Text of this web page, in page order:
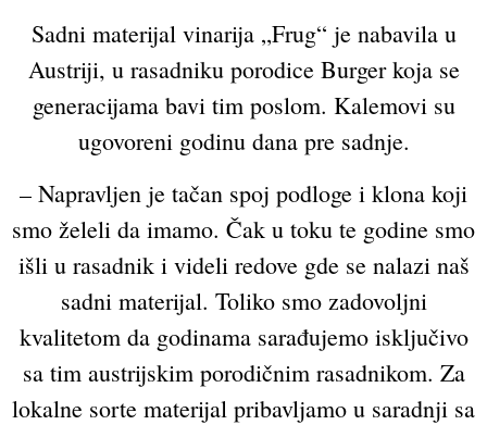
Sadni materijal vinarija „Frug“ je nabavila u
Austriji, u rasadniku porodice Burger koja se
generacijama bavi tim poslom. Kalemovi su
ugovoreni godinu dana pre sadnje.
– Napravljen je tačan spoj podloge i klona koji
smo želeli da imamo. Čak u toku te godine smo
išli u rasadnik i videli redove gde se nalazi naš
sadni materijal. Toliko smo zadovoljni
kvalitetom da godinama sarađujemo isključivo
sa tim austrijskim porodičnim rasadnikom. Za
lokalne sorte materijal pribavljamo u saradnji sa